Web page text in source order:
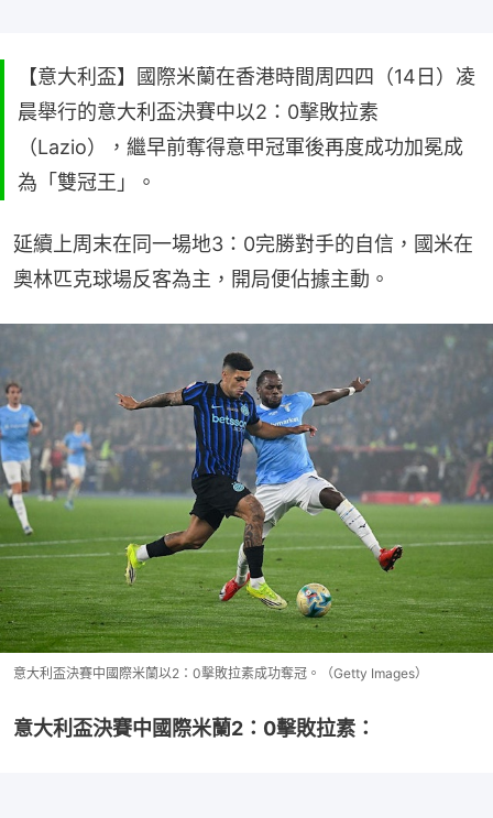
【意大利盃】國際米蘭在香港時間周四四（14日）凌
晨舉行的意大利盃決賽中以2：0擊敗拉素
（Lazio），繼早前奪得意甲冠軍後再度成功加冕成
為「雙冠王」。
延續上周末在同一場地3：0完勝對手的自信，國米在
奧林匹克球場反客為主，開局便佔據主動。
意大利盃決賽中國際米蘭以2：0擊敗拉素成功奪冠。（Getty Images）
意大利盃決賽中國際米蘭2：0擊敗拉素：